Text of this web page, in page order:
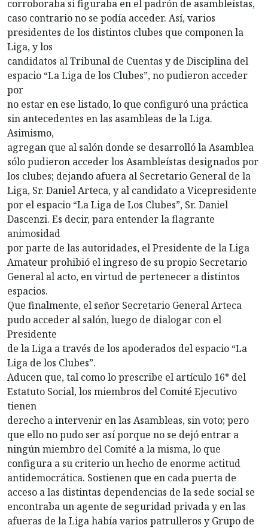
corroboraba si figuraba en el padrón de asambleístas,
caso contrario no se podía acceder. Así, varios
presidentes de los distintos clubes que componen la
Liga, y los
candidatos al Tribunal de Cuentas y de Disciplina del
espacio “La Liga de los Clubes”, no pudieron acceder
por
no estar en ese listado, lo que configuró una práctica
sin antecedentes en las asambleas de la Liga.
Asimismo,
agregan que al salón donde se desarrolló la Asamblea
sólo pudieron acceder los Asambleístas designados por
los clubes; dejando afuera al Secretario General de la
Liga, Sr. Daniel Arteca, y al candidato a Vicepresidente
por el espacio “La Liga de Los Clubes”, Sr. Daniel
Dascenzi. Es decir, para entender la flagrante
animosidad
por parte de las autoridades, el Presidente de la Liga
Amateur prohibió el ingreso de su propio Secretario
General al acto, en virtud de pertenecer a distintos
espacios.
Que finalmente, el señor Secretario General Arteca
pudo acceder al salón, luego de dialogar con el
Presidente
de la Liga a través de los apoderados del espacio “La
Liga de los Clubes”.
Aducen que, tal como lo prescribe el artículo 16° del
Estatuto Social, los miembros del Comité Ejecutivo
tienen
derecho a intervenir en las Asambleas, sin voto; pero
que ello no pudo ser así porque no se dejó entrar a
ningún miembro del Comité a la misma, lo que
configura a su criterio un hecho de enorme actitud
antidemocrática. Sostienen que en cada puerta de
acceso a las distintas dependencias de la sede social se
encontraba un agente de seguridad privada y en las
afueras de la Liga había varios patrulleros y Grupo de